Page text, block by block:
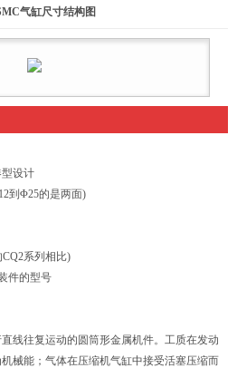
气缸尺寸结构图
设计
到Φ25的是两面)
系列相比)
件的型号
线往复运动的圆筒形金属机件。工质在发动
械能；气体在压缩机气缸中接受活塞压缩而